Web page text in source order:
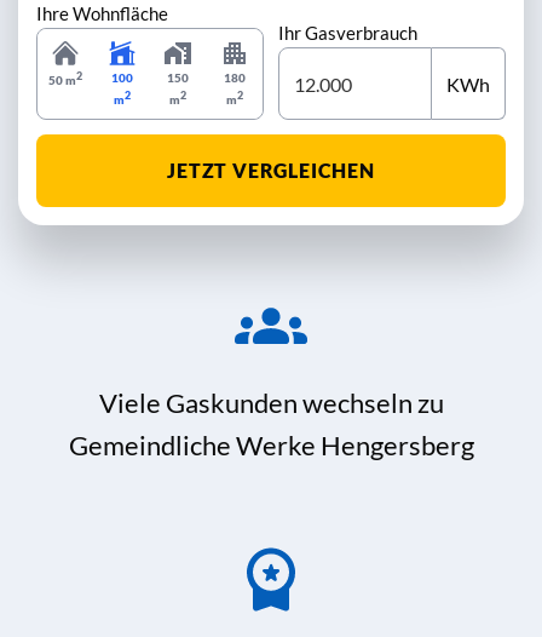
Ihre Wohnfläche
50 m2
100
m2
150
m2
180
m2
Ihr Gasverbrauch
KWh
JETZT VERGLEICHEN
Viele Gaskunden wechseln zu
Gemeindliche Werke Hengersberg